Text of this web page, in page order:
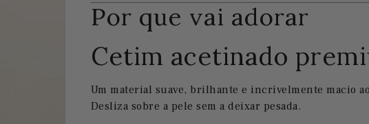
Por que vai adorar
Cetim acetinado
Um material suave, brilhante e incrivelmente macio
Desliza sobre a pele sem a deixar pesada.